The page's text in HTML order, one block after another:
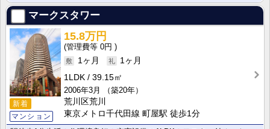
マークスタワー
新着
マンション
15.8万円
0円
1ヶ月
1ヶ月
1LDK
39.15㎡
2006年3月
（築20年）
荒川区荒川
東京メトロ千代田線 町屋駅 徒歩1分